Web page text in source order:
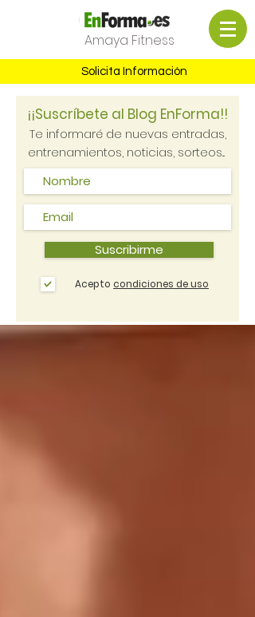
Amaya Fitness
Solicita Información
¡¡Suscríbete al Blog EnForma!!
Te informaré de nuevas entradas,
entrenamientos, noticias, sorteos...
Suscribirme
Acepto condiciones de uso